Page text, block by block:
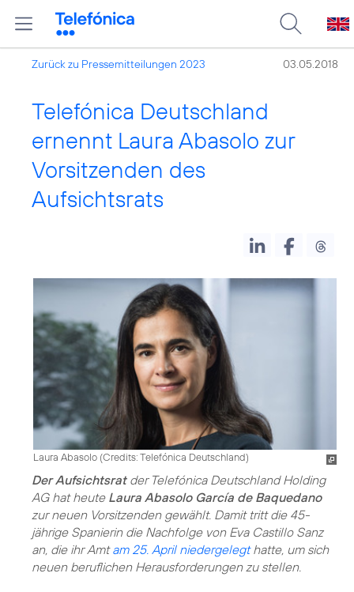
Zurück zu Pressemitteilungen 2023 03.05.2018
Telefónica Deutschland
ernennt Laura Abasolo zur
Vorsitzenden des
Aufsichtsrats
Laura Abasolo (Credits: Telefónica Deutschland)
Der Aufsichtsratder Telefónica Deutschland Holding
AG hat heute Laura Abasolo García de Baquedano
zur neuen Vorsitzenden gewählt. Damit tritt die 45-
jährige Spanierin die Nachfolge von Eva Castillo Sanz
an, die ihr Amtam 25. April niedergelegthatte, um sich
neuen beruflichen Herausforderungen zu stellen.